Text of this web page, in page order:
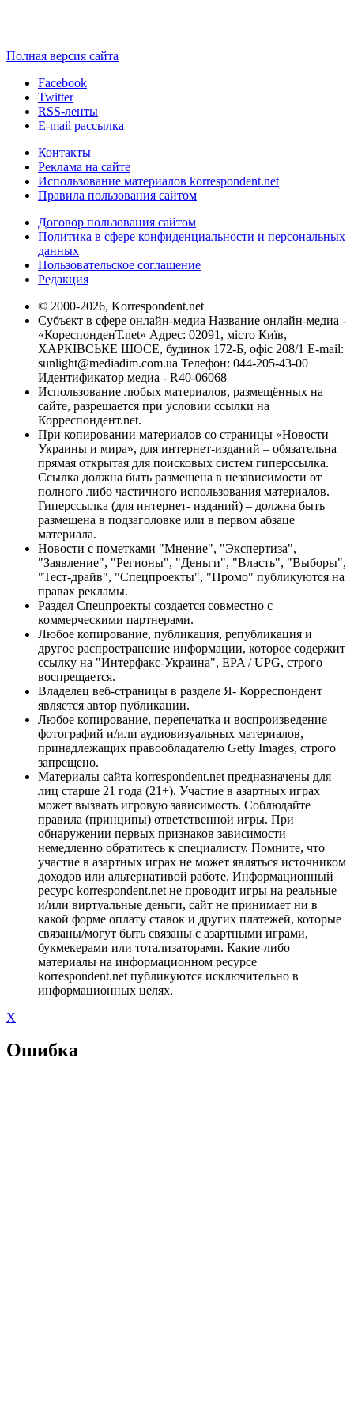
Полная версия сайта
Facebook
Twitter
RSS-ленты
E-mail рассылка
Контакты
Реклама на сайте
Использование материалов korrespondent.net
Правила пользования сайтом
Договор пользования сайтом
Политика в сфере конфиденциальности и персональных
данных
Пользовательское соглашение
Редакция
© 2000-2026, Korrespondent.net
Субъект в сфере онлайн-медиа Название онлайн-медиа -
«КореспонденТ.net» Адрес: 02091, місто Київ,
ХАРКІВСЬКЕ ШОСЕ, будинок 172-Б, офіс 208/1 E-mail:
sunlight@mediadim.com.ua Телефон: 044-205-43-00
Идентификатор медиа - R40-06068
Использование любых материалов, размещённых на
сайте, разрешается при условии ссылки на
Корреспондент.net.
При копировании материалов со страницы «Новости
Украины и мира», для интернет-изданий – обязательна
прямая открытая для поисковых систем гиперссылка.
Ссылка должна быть размещена в независимости от
полного либо частичного использования материалов.
Гиперссылка (для интернет- изданий) – должна быть
размещена в подзаголовке или в первом абзаце
материала.
Новости с пометками "Мнение", "Экспертиза",
"Заявление", "Регионы", "Деньги", "Власть", "Выборы",
"Тест-драйв", "Спецпроекты", "Промо" публикуются на
правах рекламы.
Раздел Спецпроекты создается совместно с
коммерческими партнерами.
Любое копирование, публикация, републикация и
другое распространение информации, которое содержит
ссылку на "Интерфакс-Украина", EPA / UPG, строго
воспрещается.
Владелец веб-страницы в разделе Я- Корреспондент
является автор публикации.
Любое копирование, перепечатка и воспроизведение
фотографий и/или аудиовизуальных материалов,
принадлежащих правообладателю Getty Images, строго
запрещено.
Материалы сайта korrespondent.net предназначены для
лиц старше 21 года (21+). Участие в азартных играх
может вызвать игровую зависимость. Соблюдайте
правила (принципы) ответственной игры. При
обнаружении первых признаков зависимости
немедленно обратитесь к специалисту. Помните, что
участие в азартных играх не может являться источником
доходов или альтернативой работе. Информационный
ресурс korrespondent.net не проводит игры на реальные
и/или виртуальные деньги, сайт не принимает ни в
какой форме оплату ставок и других платежей, которые
связаны/могут быть связаны с азартными играми,
букмекерами или тотализаторами. Какие-либо
материалы на информационном ресурсе
korrespondent.net публикуются исключительно в
информационных целях.
X
Ошибка